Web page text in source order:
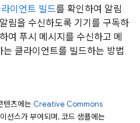
이언트 빌드를 확인하여 알림
림을 수신하도록 기기를 구독하
여 푸시 메시지를 수신하고 메
클라이언트를 빌드하는 방법
텐츠에는 Creative Commons
선스가 부여되며, 코드 샘플에는